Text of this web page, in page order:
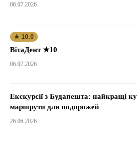
06.07.2026
★ 10.0
ВітаДент ★10
06.07.2026
Екскурсії з Будапешта: найкращі
маршрути для подорожей
26.06.2026